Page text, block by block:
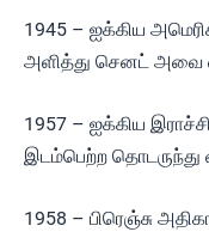
1945 – ஐக்கிய
அளித்து செனட் அவை
1957 – ஐக்கிய
இடம்பெற்ற தொடருந்து
1958 – பிரெஞ்சு